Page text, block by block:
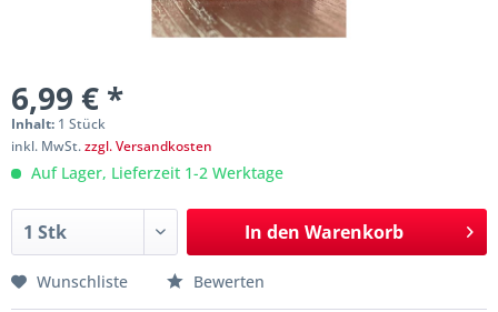
6,99 € *
Inhalt: 1 Stück
inkl. MwSt.zzgl. Versandkosten
Auf Lager, Lieferzeit 1-2 Werktage
In den Warenkorb
Wunschliste Bewerten